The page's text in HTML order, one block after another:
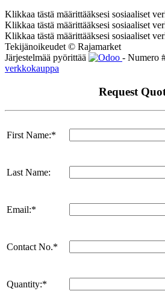
Klikkaa tästä määrittääksesi sosiaaliset
Klikkaa tästä määrittääksesi sosiaaliset
Klikkaa tästä määrittääksesi sosiaaliset
Tekijänoikeudet © Rajamarket
Järjestelmää pyörittää
- Numero
verkkokauppa
Request
First Name:*
Last Name:
Email:*
Contact No.*
Quantity:*